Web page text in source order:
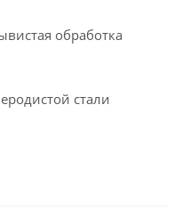
обработка
стали